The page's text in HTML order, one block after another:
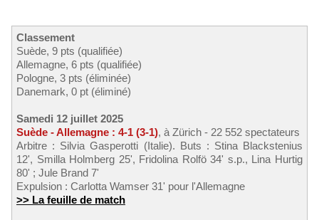
Classement
Suède, 9 pts (qualifiée)
Allemagne, 6 pts (qualifiée)
Pologne, 3 pts (éliminée)
Danemark, 0 pt (éliminé)
Samedi 12 juillet 2025
Suède - Allemagne : 4-1 (3-1), à Zürich - 22 552 spectateurs
Arbitre : Silvia Gasperotti (Italie). Buts : Stina Blackstenius
12', Smilla Holmberg 25', Fridolina Rolfö 34' s.p., Lina Hurtig
80' ; Jule Brand 7'
Expulsion : Carlotta Wamser 31' pour l'Allemagne
>> La feuille de match